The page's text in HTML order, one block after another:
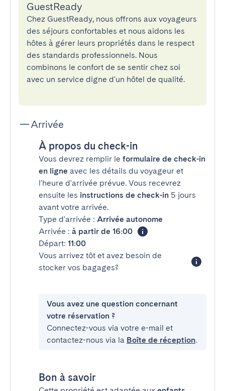
GuestReady
Chez GuestReady, nous offrons aux voyageurs
des séjours confortables et nous aidons les
hôtes à gérer leurs propriétés dans le respect
des standards professionnels. Nous
combinons le confort de se sentir chez soi
avec un service digne d'un hôtel de qualité.
Arrivée
À propos du check-in
Vous devrez remplir le formulaire de check-in
en ligne avec les détails du voyageur et
l'heure d'arrivée prévue. Vous recevrez
ensuite les instructions de check-in 5 jours
avant votre arrivée.
Type d'arrivée : Arrivée autonome
Arrivée : à partir de 16:00
Départ: 11:00
Vous arrivez tôt et avez besoin de
stocker vos bagages?
Vous avez une question concernant
votre réservation ?
Connectez-vous via votre e-mail et
contactez-nous via la Boîte de réception.
Bon à savoir